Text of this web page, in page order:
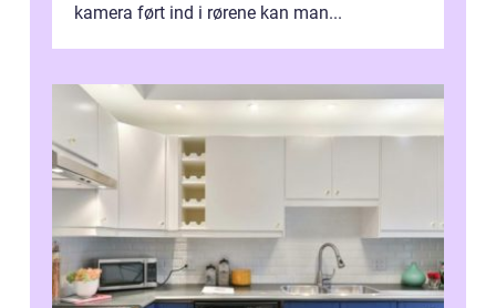
kamera ført ind i rørene kan man...